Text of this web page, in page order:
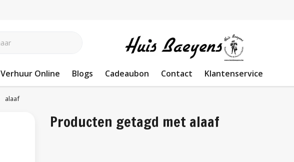
Verhuur Online Blogs Cadeaubon Contact Klantenservice
alaaf
Producten getagd met alaaf